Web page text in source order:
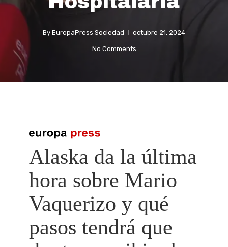
By EuropaPress Sociedad octubre 21, 2024
No Comments